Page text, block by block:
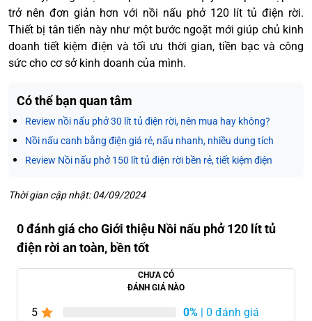
trở nên đơn giản hơn với nồi nấu phở 120 lít tủ điện rời.
Thiết bị tân tiến này như một bước ngoặt mới giúp chủ kinh
doanh tiết kiệm điện và tối ưu thời gian, tiền bạc và công
sức cho cơ sở kinh doanh của mình.
Có thể bạn quan tâm
Review nồi nấu phở 30 lít tủ điện rời, nên mua hay không?
Nồi nấu canh bằng điện giá rẻ, nấu nhanh, nhiều dung tích
Review Nồi nấu phở 150 lít tủ điện rời bền rẻ, tiết kiệm điện
Thời gian cập nhật: 04/09/2024
0 đánh giá cho Giới thiệu Nồi nấu phở 120 lít tủ
điện rời an toàn, bền tốt
CHƯA CÓ
ĐÁNH GIÁ NÀO
5 0% | 0 đánh giá